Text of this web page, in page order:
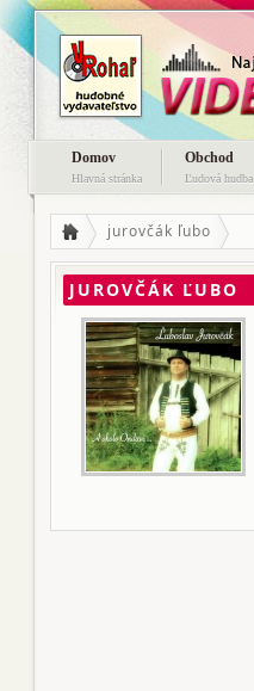
Domov
Hlavná stránka
Obchod
Ľudová hudba
jurovčák ľubo
JUROVČÁK ĽUBO